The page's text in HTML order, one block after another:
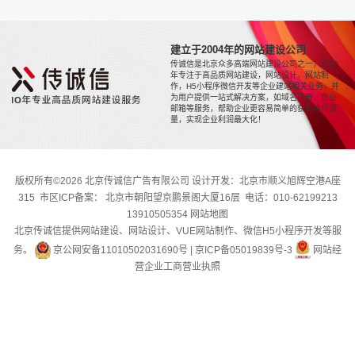
建立于2004年的网站建设公司
传诚信是北京众多高端网站建设公司之一，近20
年专注于高品质网站建设，网站设计，网站制
作，H5小程序微信开发等企业建站相关业务，并
为用户提供一站式解决方案，如域名注册，企业
邮箱等服务，帮助企业更容易简单的获取用户流
量，实现企业利润最大化！
版权所有©2026 北京传诚信广告有限公司 设计开发：北京市顺义旭辉空港A座
315 市区ICP备案： 北京市朝阳望京鹏景阁大厦16层 电话：010-62199213
13910505354 网站地图
北京传诚信提供网站建设、网站设计、VUE网站制作、微信H5小程序开发等服
务。
京公网安备11010502031690号 | 京ICP备05019839号-3
网站经
营企业工商营业执照